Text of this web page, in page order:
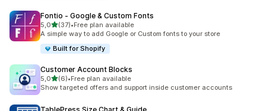
Fontio ‑ Google & Custom Fonts
5,05 yıldız üzerinden
(37)
toplam 37 değerlendirme
•Free plan available
A simple way to add Google or Custom fonts to your store
Built for Shopify
Customer Account Blocks
5,05 yıldız üzerinden
(6)
toplam 6 değerlendirme
•Free plan available
Show targeted offers and support inside customer accounts